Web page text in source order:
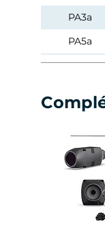
PA3a
PA5a
PA5x